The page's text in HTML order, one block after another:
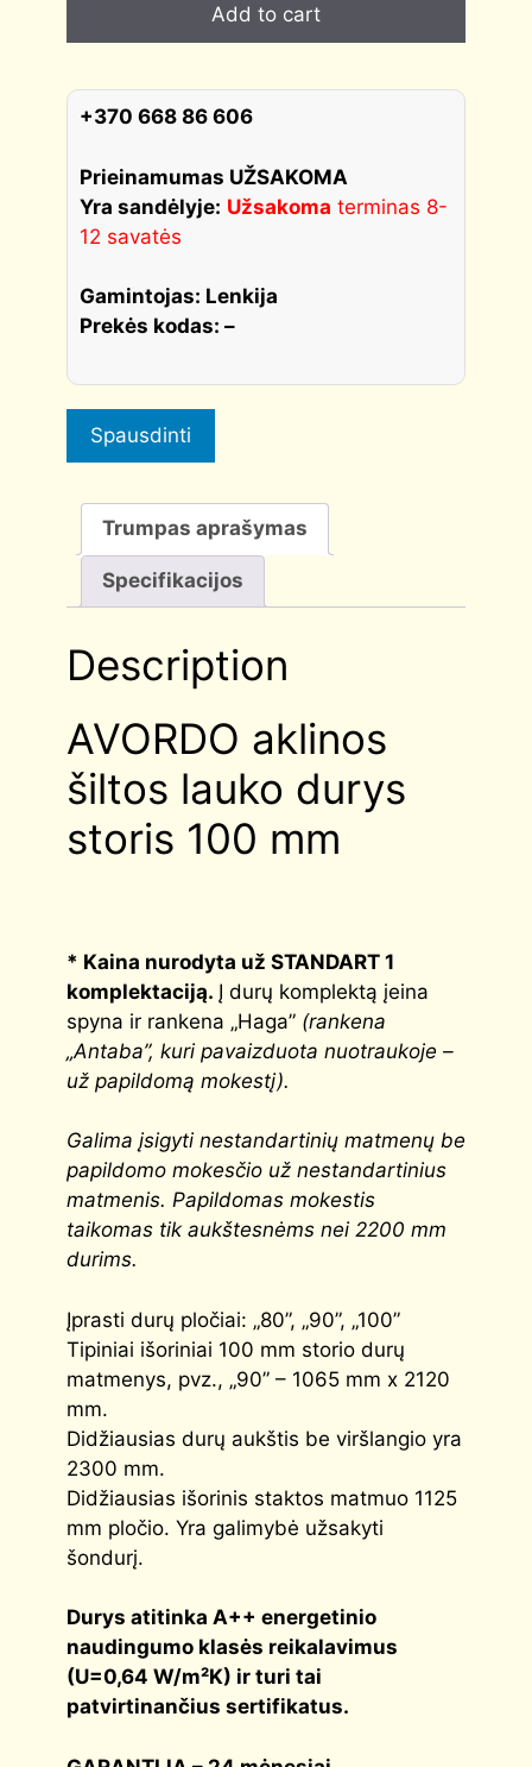
storis
100
quantity
Add to cart
+370 668 86 606
Prieinamumas UŽSAKOMA
Yra sandėlyje: Užsakoma terminas 8-
12 savatės
Gamintojas: Lenkija
Prekės kodas: –
Spausdinti
Trumpas aprašymas
Specifikacijos
Description
AVORDO aklinos
šiltos lauko durys
storis 100 mm
* Kaina nurodyta už STANDART 1
komplektaciją. Į durų komplektą įeina
spyna ir rankena „Haga” (rankena
„Antaba”, kuri pavaizduota nuotraukoje –
už papildomą mokestį).
Galima įsigyti nestandartinių matmenų be
papildomo mokesčio už nestandartinius
matmenis. Papildomas mokestis
taikomas tik aukštesnėms nei 2200 mm
durims.
Įprasti durų pločiai: „80”, „90”, „100”
Tipiniai išoriniai 100 mm storio durų
matmenys, pvz., „90” – 1065 mm x 2120
mm.
Didžiausias durų aukštis be viršlangio yra
2300 mm.
Didžiausias išorinis staktos matmuo 1125
mm pločio. Yra galimybė užsakyti
šondurį.
Durys atitinka A++ energetinio
naudingumo klasės reikalavimus
(U=0,64 W/m²K) ir turi tai
patvirtinančius sertifikatus.